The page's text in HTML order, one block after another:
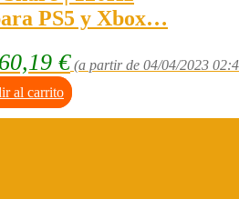
PS5 y Xbox…
€ (a partir de 04/04/2023
al carrito